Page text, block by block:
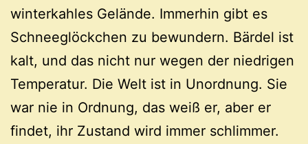
winterkahles Gelände. Immerhin gibt es
Schneeglöckchen zu bewundern. Bärdel ist
kalt, und das nicht nur wegen der niedrigen
Temperatur. Die Welt ist in Unordnung. Sie
war nie in Ordnung, das weiß er, aber er
findet, ihr Zustand wird immer schlimmer.